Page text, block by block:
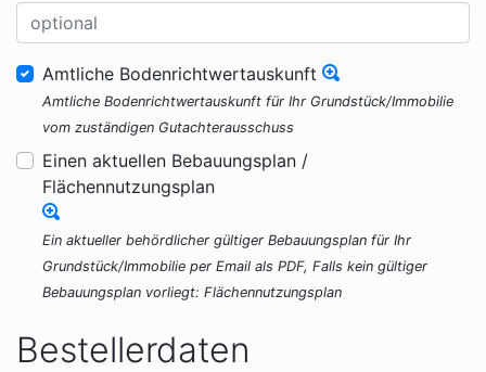
Amtliche Bodenrichtwertauskunft
Amtliche Bodenrichtwertauskunft für Ihr Grundstück/Immobilie
vom zuständigen Gutachterausschuss
Einen aktuellen Bebauungsplan /
Flächennutzungsplan
Ein aktueller behördlicher gültiger Bebauungsplan für Ihr
Grundstück/Immobilie per Email als PDF, Falls kein gültiger
Bebauungsplan vorliegt: Flächennutzungsplan
Bestellerdaten